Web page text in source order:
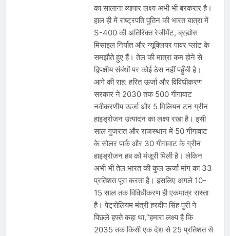
का सालाना व्यापार लक्ष्य अभी भी बरकरार है।
हाल ही में राष्ट्रपति पुतिन की भारत यात्रा में
S-400 की अतिरिक्त रेजीमेंट, ब्रह्मोस
मिसाइल निर्यात और न्यूक्लियर पावर प्लांट के
समझौते हुए हैं। तेल की मात्रा कम होने से
द्विपक्षीय संबंधों पर कोई ठेस नहीं पहुँची है।
आगे की राह: हरित ऊर्जा और विविधीकरण
सरकार ने 2030 तक 500 गीगावाट
नवीकरणीय ऊर्जा और 5 मिलियन टन ग्रीन
हाइड्रोजन उत्पादन का लक्ष्य रखा है। इसी
साल गुजरात और राजस्थान में 50 गीगावाट
के सोलर पार्क और 30 गीगावाट के ग्रीन
हाइड्रोजन हब को मंजूरी मिली है। लेकिन
अभी भी तेल भारत की कुल ऊर्जा मांग का 33
प्रतिशत पूरा करता है। इसलिए अगले 10-
15 साल तक विविधीकरण ही एकमात्र रास्ता
है। पेट्रोलियम मंत्री हरदीप सिंह पुरी ने
पिछले हफ्ते कहा था,“हमारा लक्ष्य है कि
2035 तक किसी एक देश से 25 प्रतिशत से